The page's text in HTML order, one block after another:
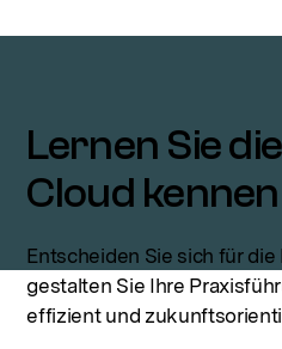
Lernen Sie
Cloud kennen
Entscheiden Sie sich für die
gestalten Sie Ihre
effizient und